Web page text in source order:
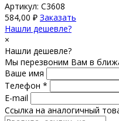
Артикул: С3608
584,00 ₽ Заказать
Нашли дешевле?
×
Нашли дешевле?
Мы перезвоним Вам в
Ваше имя
Телефон *
E-mail
Ссылка на аналогичный